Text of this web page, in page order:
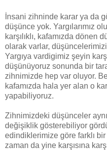
İnsani zihninde karar ya da
düşünce yok. Yargılarımız
karşılıklı, kafamızda dönen
olarak varlar,
Yargıya vardigimiz şeyin
düşünüyoruz sonunda bir
zihnimizde hep var oluyor.
kafamızda hala yer alan o
yapabiliyoruz.
Zihnimizdeki düşünceler
değişiklik gösterebiliyor
edindiklerimize göre farklı
zaman da yine karşısına